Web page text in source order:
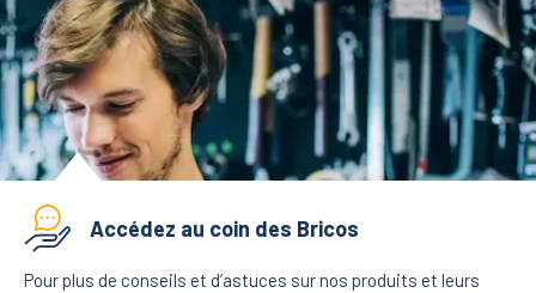
Accédez au coin des Bricos
Pour plus de conseils et d’astuces sur nos produits et leurs